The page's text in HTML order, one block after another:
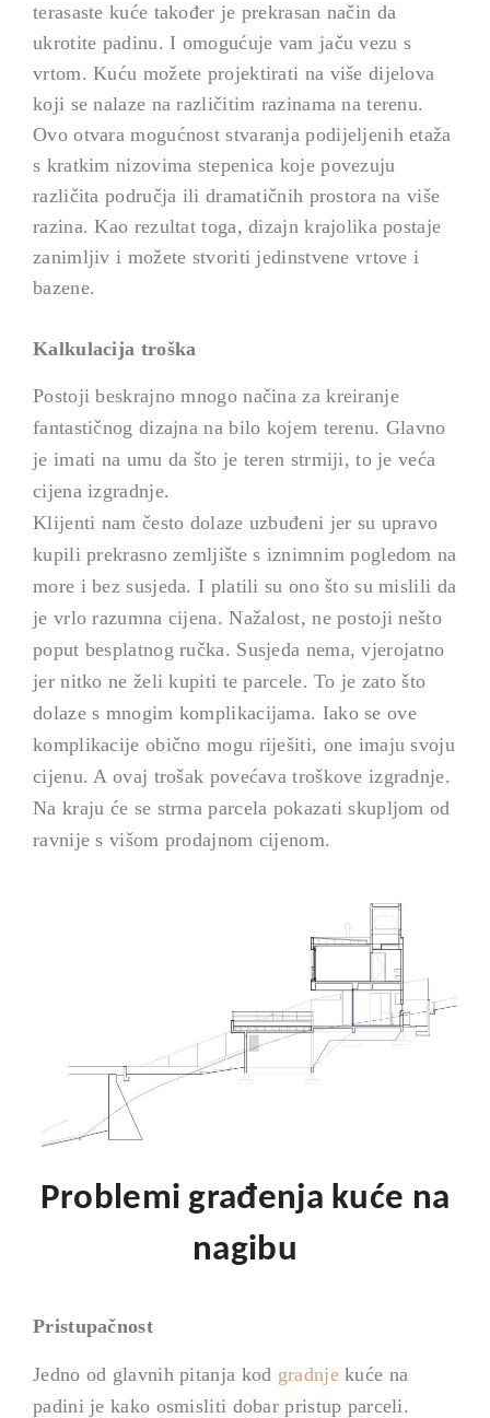
terasaste kuće također je prekrasan način da
ukrotite padinu. I omogućuje vam jaču vezu s
vrtom. Kuću možete projektirati na više dijelova
koji se nalaze na različitim razinama na terenu.
Ovo otvara mogućnost stvaranja podijeljenih etaža
s kratkim nizovima stepenica koje povezuju
različita područja ili dramatičnih prostora na više
razina. Kao rezultat toga, dizajn krajolika postaje
zanimljiv i možete stvoriti jedinstvene vrtove i
bazene.
Kalkulacija troška
Postoji beskrajno mnogo načina zakreiranje
fantastičnog dizajna na bilo kojem terenu. Glavno
je imati na umu da što je teren strmiji, to je veća
cijena izgradnje.
Klijenti nam često dolaze uzbuđeni jer su upravo
kupili prekrasno zemljište s iznimnim pogledom na
more i bez susjeda. I platili su ono što su mislili da
je vrlo razumna cijena. Nažalost, ne postoji nešto
poput besplatnog ručka. Susjeda nema, vjerojatno
jer nitko ne želi kupiti te parcele. To je zato što
dolaze s mnogim komplikacijama. Iako se ove
komplikacije obično mogu riješiti, one imaju svoju
cijenu. A ovaj trošak povećava troškove izgradnje.
Na kraju će se strma parcela pokazati skupljom od
ravnije s višom prodajnom cijenom.
Problemi građenja kuće na
nagibu
Pristupačnost
Jedno od glavnih pitanja kod gradnjekuće na
padini je kako osmisliti dobar pristup parceli.